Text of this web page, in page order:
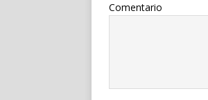
Comentario